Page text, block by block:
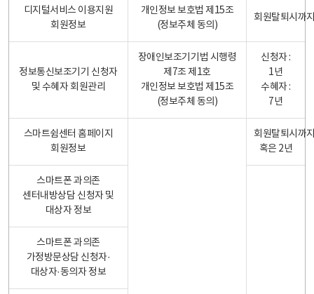
디지털서비스 이용지원
회원정보
개인정보 보호법 제15조
(정보주체 동의)
회원탈퇴시까
정보통신보조기기 신청자
및 수혜자 회원관리
장애인보조기기법 시행령
제7조 제1호
개인정보 보호법 제15조
(정보주체 동의)
신청자 :
1년
수혜자 :
7년
스마트쉼센터 홈페이지
회원정보
회원탈퇴시까
혹은 2년
스마트폰 과의존
센터내방상담 신청자 및
대상자 정보
스마트폰 과의존
가정방문상담 신청자·
대상자·동의자 정보